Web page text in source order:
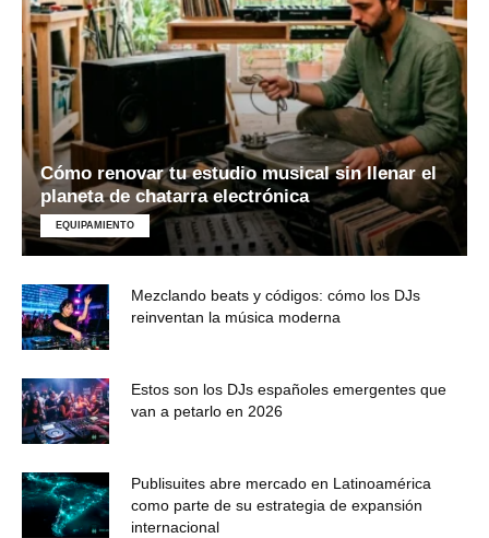
Cómo renovar tu estudio musical sin llenar el
planeta de chatarra electrónica
EQUIPAMIENTO
Mezclando beats y códigos: cómo los DJs
reinventan la música moderna
Estos son los DJs españoles emergentes que
van a petarlo en 2026
Publisuites abre mercado en Latinoamérica
como parte de su estrategia de expansión
internacional